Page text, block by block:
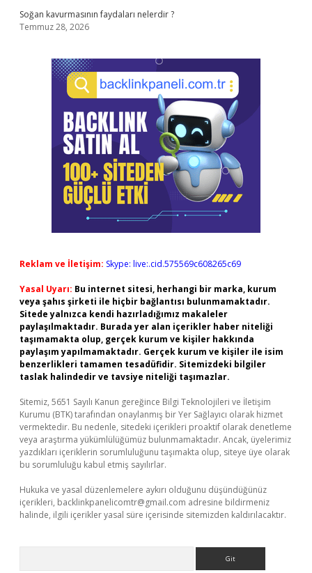
Soğan kavurmasının faydaları nelerdir ?
Temmuz 28, 2026
Reklam ve İletişim: Skype: live:.cid.575569c608265c69
Yasal Uyarı: Bu internet sitesi, herhangi bir marka, kurum
veya şahıs şirketi ile hiçbir bağlantısı bulunmamaktadır.
Sitede yalnızca kendi hazırladığımız makaleler
paylaşılmaktadır. Burada yer alan içerikler haber niteliği
taşımamakta olup, gerçek kurum ve kişiler hakkında
paylaşım yapılmamaktadır. Gerçek kurum ve kişiler ile isim
benzerlikleri tamamen tesadüfidir. Sitemizdeki bilgiler
taslak halindedir ve tavsiye niteliği taşımazlar.
Sitemiz, 5651 Sayılı Kanun gereğince Bilgi Teknolojileri ve İletişim
Kurumu (BTK) tarafından onaylanmış bir Yer Sağlayıcı olarak hizmet
vermektedir. Bu nedenle, sitedeki içerikleri proaktif olarak denetleme
veya araştırma yükümlülüğümüz bulunmamaktadır. Ancak, üyelerimiz
yazdıkları içeriklerin sorumluluğunu taşımakta olup, siteye üye olarak
bu sorumluluğu kabul etmiş sayılırlar.
Hukuka ve yasal düzenlemelere aykırı olduğunu düşündüğünüz
içerikleri, backlinkpanelicomtr@gmail.com adresine bildirmeniz
halinde, ilgili içerikler yasal süre içerisinde sitemizden kaldırılacaktır.